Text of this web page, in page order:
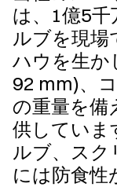
は、1億5
ルブを現場
ハウを生か
92 mm)、
の重量を備
供していま
ルブ、スク
には防食性